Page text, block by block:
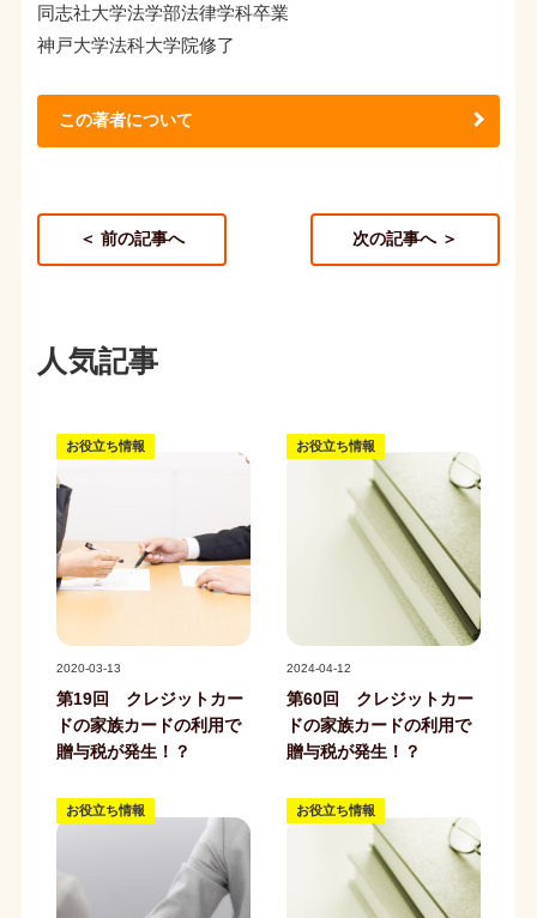
同志社大学法学部法律学科卒業
神戸大学法科大学院修了
この著者について
＜ 前の記事へ 次の記事へ ＞
人気記事
お役立ち情報
2020-03-13
第19回 クレジットカー
ドの家族カードの利用で
贈与税が発生！？
お役立ち情報
2024-04-12
第60回 クレジットカー
ドの家族カードの利用で
贈与税が発生！？
お役立ち情報 お役立ち情報